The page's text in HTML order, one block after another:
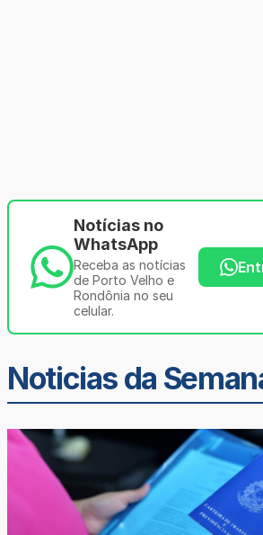
Notícias no
WhatsApp
Receba as notícias
de Porto Velho e
Rondônia no seu
celular.
Noticias da